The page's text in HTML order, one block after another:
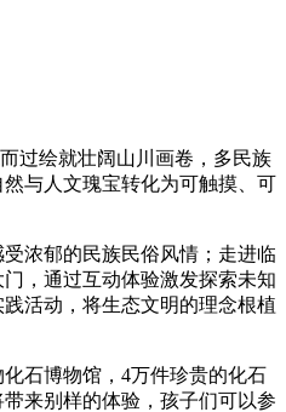
过绘就壮阔山川画卷，多民族
与人文瑰宝转化为可触摸、可
浓郁的民族民俗风情；走进临
，通过互动体验激发探索未知
活动，将生态文明的理念根植
石博物馆，4万件珍贵的化石
来别样的体验，孩子们可以参